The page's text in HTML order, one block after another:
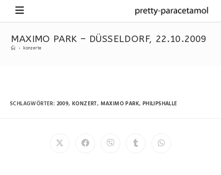
MAXIMO PARK – DÜSSELDORF, 22.10.2009
- konzerte
SCHLAGWÖRTER: 2009, KONZERT, MAXIMO PARK, PHILIPSHALLE